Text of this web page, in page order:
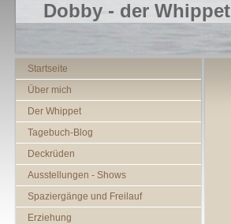
Dobby - der Whippet
Startseite
Über mich
Der Whippet
Tagebuch-Blog
Deckrüden
Ausstellungen - Shows
Spaziergänge und Freilauf
Erziehung